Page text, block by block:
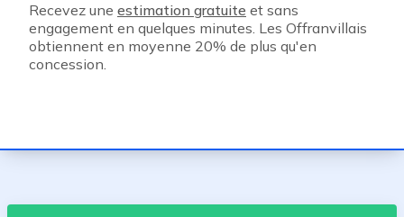
Recevez une estimation gratuite et sans
engagement en quelques minutes. Les Offranvillais
obtiennent en moyenne 20% de plus qu'en
concession.